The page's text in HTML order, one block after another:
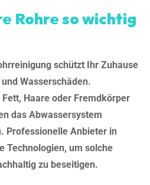
Rohre so wichtig
schützt Ihr Zuhause
Wasserschäden.
Haare oder Fremdkörper
das Abwassersystem
Professionelle Anbieter in
Technologien, um solche
zu beseitigen.